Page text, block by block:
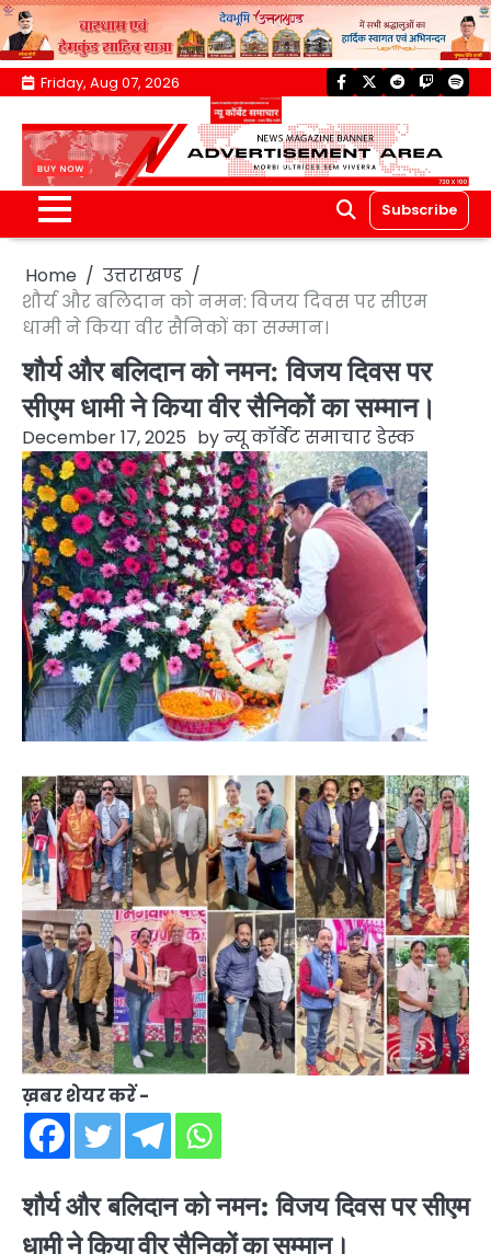
Skip
content
Friday, Aug 07, 2026 facebook
twitterreddittwitch
Subscribe
Home
उत्तराखण्ड
शौर्य और बलिदान को नमन: विजय दिवस पर सीएम
धामी ने किया वीर सैनिकों का सम्मान।
शौर्य और बलिदान को नमन: विजय दिवस पर
सीएम धामी ने किया वीर सैनिकों का सम्मान।
December 17, 2025 byन्यू कॉर्बेट समाचार डेस्क
ख़बर शेयर करें -
शौर्य और बलिदान को नमन: विजय दिवस पर सीएम
धामी ने किया वीर सैनिकों का सम्मान।